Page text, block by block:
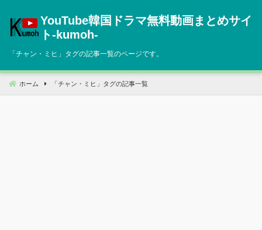
へ
動
YouTube韓国ドラマ無料動画まとめサイ
ト‐kumoh‐
「チャン・ミヒ 」タグの記事一覧のページです。
ホーム 「 チャン・ミヒ 」タグの記事一覧